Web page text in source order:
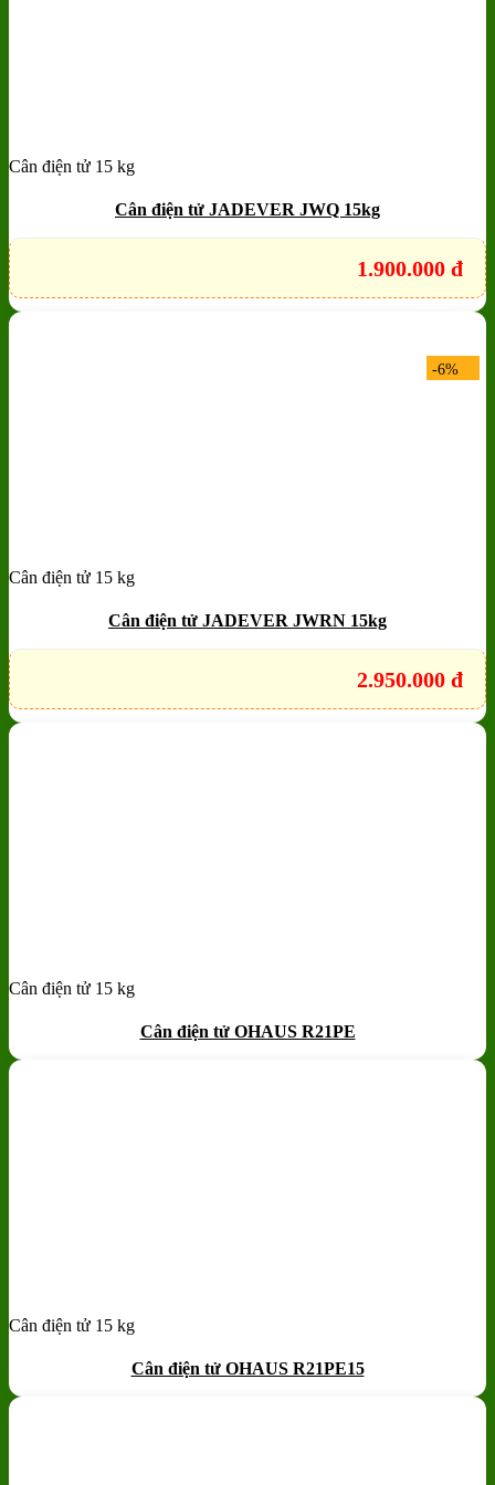
Add to wishlist
Cân điện tử 15 kg
Cân điện tử JADEVER JWQ 15kg
1.900.000 đ
-6%
Add to wishlist
Cân điện tử 15 kg
Cân điện tử JADEVER JWRN 15kg
2.950.000 đ
Add to wishlist
Cân điện tử 15 kg
Cân điện tử OHAUS R21PE
Add to wishlist
Cân điện tử 15 kg
Cân điện tử OHAUS R21PE15